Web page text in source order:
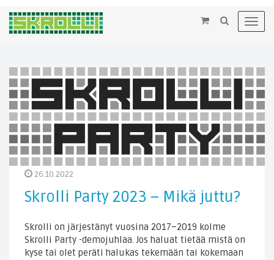
×
26.10.2022
Skrolli Party 2023 – Mikä juttu?
Skrolli on järjestänyt vuosina 2017–2019 kolme
Skrolli Party -demojuhlaa. Jos haluat tietää mistä on
kyse tai olet peräti halukas tekemään tai kokemaan